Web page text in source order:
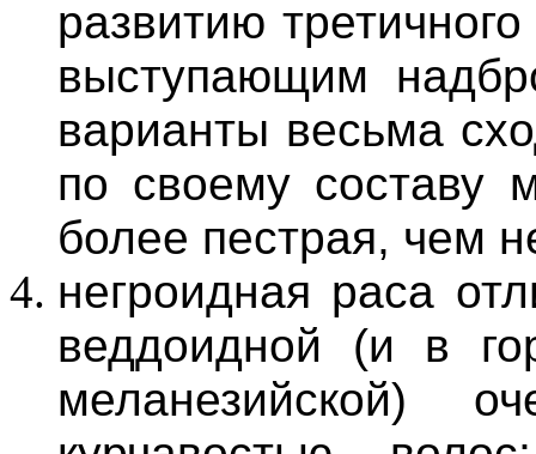
развитию
выступающим
варианты весьма
по своему составу
более пестрая, чем
негроидная раса
веддоидной (и в
меланезийской)